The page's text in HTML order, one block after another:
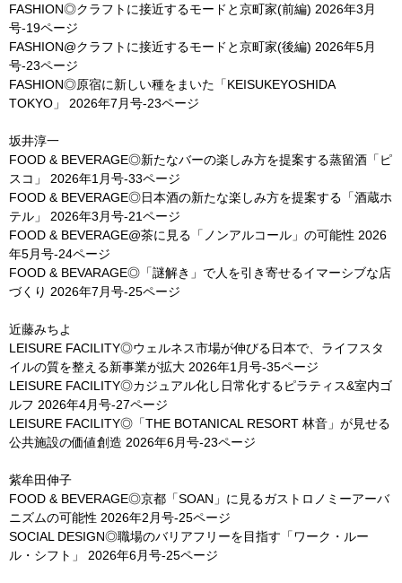
FASHION◎クラフトに接近するモードと京町家(前編) 2026年3月
号-19ページ
FASHION@クラフトに接近するモードと京町家(後編) 2026年5月
号-23ページ
FASHION◎原宿に新しい種をまいた「KEISUKEYOSHIDA
TOKYO」
2026年7月号-23ページ
坂井淳一
FOOD & BEVERAGE◎新たなバーの楽しみ方を提案する蒸留酒「ピ
スコ」
2026年1月号-33ページ
FOOD & BEVERAGE◎日本酒の新たな楽しみ方を提案する「酒蔵ホ
テル」
2026年3月号-21ページ
FOOD & BEVERAGE@茶に見る「ノンアルコール」の可能性 2026
年5月号-24ページ
FOOD & BEVARAGE◎「謎解き」で人を引き寄せるイマーシブな店
づくり 2026年7月号-25ページ
近藤みちよ
LEISURE FACILITY◎ウェルネス市場が伸びる日本で、ライフスタ
イルの質を整える新事業が拡大 2026年1月号-35ページ
LEISURE FACILITY◎カジュアル化し日常化するピラティス&室内ゴ
ルフ 2026年4月号-27ページ
LEISURE FACILITY◎「THE BOTANICAL RESORT 林音」が見せる
公共施設の価値創造 2026年6月号-23ページ
紫牟田伸子
FOOD & BEVERAGE◎京都「SOAN」に見るガストロノミーアーバ
ニズムの可能性 2026年2月号-25ページ
SOCIAL DESIGN◎職場のバリアフリーを目指す「ワーク・ルー
ル・シフト」
2026年6月号-25ページ